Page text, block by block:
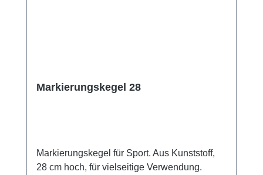
Markierungskegel 28
Markierungskegel für Sport. Aus Kunststoff,
28 cm hoch, für vielseitige Verwendung.